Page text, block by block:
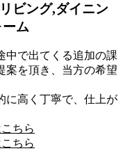
ビング,ダイニン
ム
中で出てくる追加の課
案を頂き、当方の希望
に高く丁寧で、仕上が
ちら
ちら